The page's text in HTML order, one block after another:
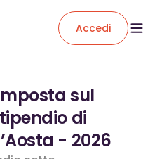
Accedi
sul
di
- 2026